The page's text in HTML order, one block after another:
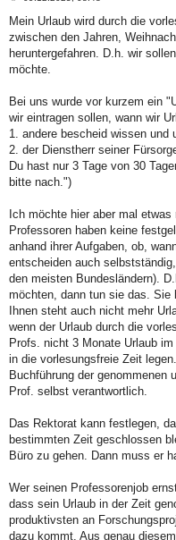
i
r
a
Mein Urlaub wird durch die
zwischen den Jahren,
heruntergefahren. D.h. wir
möchte.
Bei uns wurde vor kurzem ein
wir eintragen sollen, wann wir
1. andere bescheid wissen und
2. der Dienstherr seiner
Du hast nur 3 Tage von 30
bitte nach.")
Ich möchte hier aber mal etwas
Professoren haben keine
anhand ihrer Aufgaben, ob,
entscheiden auch
den meisten Bundesländern).
möchten, dann tun sie das. Sie
Ihnen steht auch nicht mehr
wenn der Urlaub durch die
Profs. nicht 3 Monate Urlaub
in die vorlesungsfreie Zeit
Buchführung der genommenen
Prof. selbst verantwortlich.
Das Rektorat kann festlegen,
bestimmten Zeit geschlossen
Büro zu gehen. Dann muss er
Wer seinen Professorenjob
dass sein Urlaub in der Zeit
produktivsten an
dazu kommt. Aus genau